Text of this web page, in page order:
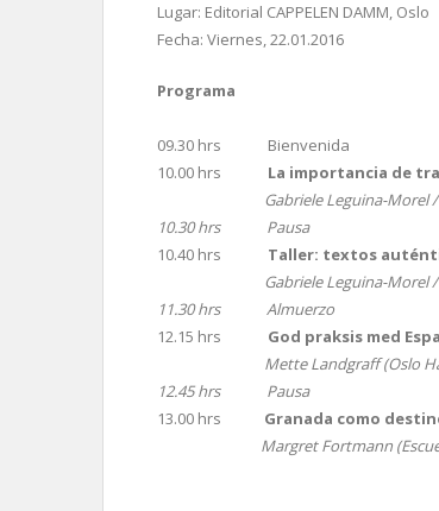
Lugar: Editorial CAPPELEN DAMM, Oslo
Fecha: Viernes, 22.01.2016
Programa
09.30 hrs Bienvenida
10.00 hrs La importancia de
Gabriele Leguina-Morel /
10.30 hrs Pausa
10.40 hrs Taller: textos
Gabriele Leguina-Morel /
11.30 hrs Almuerzo
12.15 hrs God praksis med
Mette Landgraff (Oslo
12.45 hrs Pausa
13.00 hrs Granada como
Margret Fortmann